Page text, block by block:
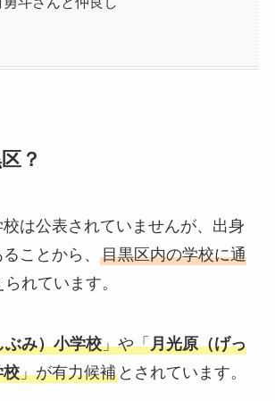
？
は公表されていませんが、出身
ことから、
目黒区内の学校に通
れています。
ぶみ）小学校」や「月光原（げっ
校」が有力候補とされています。